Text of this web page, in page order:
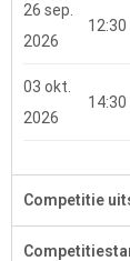
26 sep.
2026
12:30
03 okt.
2026
14:30
Competitie